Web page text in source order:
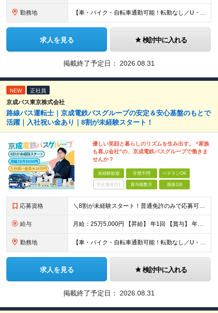
勤務地 【車・バイク・自転車通勤可能！転勤なし／U・Iターン歓迎】 ▼京成バス東京営業所一覧 ◇葛飾営業所 東京都葛飾区奥戸2-6-10 └京成線「京成立石駅」より徒歩11分 ◇江戸川営業所 東京都江戸川
求人を見る 検討中に入れる
掲載終了予定日： 2026.08.31
NEW 正社員
京成バス東京株式会社
路線バス運転士｜京成電鉄バスグループの安定＆安心基盤のもとで
活躍｜入社祝い金あり｜8割が未経験スタート！
優しい笑顔と暮らしのリズムを生み出す。 “家族
も喜ぶ会社”の、京成電鉄バスグループで働きま
せんか？
未経験歓迎 学歴不問 ベテランOK
完全週休2日 賞与複数月 面接1回
応募資格 ＼8割が未経験スタート！普通免許のみで応募可能／★先輩の大多数が異職種出身★男女共に育休取得実績あり★U・Iターン歓迎 【必須条件】 普通自動車運転免許取得後3年以上経過（AT可） ※大型二種免許を
給与 月給：25万5,000円 【昇給】 年1回 【賞与】 年2回（7月・12月） 【諸手当】 ・時間外手当 ・夜勤手当 ・中休手当 ・年末年始手当 ・通勤手当 ・高速バスキロ手当 ・深夜バス運行手当
勤務地 【車・バイク・自転車通勤可能！転勤なし／U・Iターン歓迎】 ▼京成バス東京営業所一覧 ◇葛飾営業所 東京都葛飾区奥戸2-6-10 └京成線「京成立石駅」より徒歩11分 ◇江戸川営業所 東京都江戸川
求人を見る 検討中に入れる
掲載終了予定日： 2026.08.31